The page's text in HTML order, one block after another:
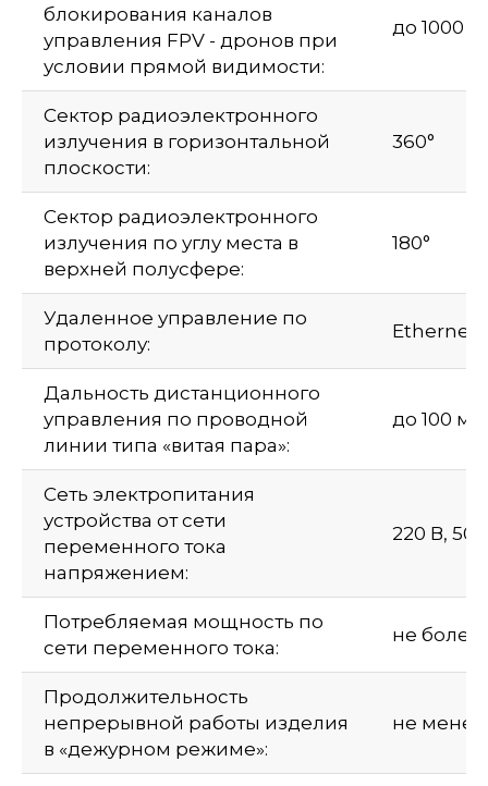
блокирования каналов
управления FPV - дронов при
условии прямой видимости:
до 1000
Сектор радиоэлектронного
излучения в горизонтальной
плоскости:
360°
Сектор радиоэлектронного
излучения по углу места в
верхней полусфере:
180°
Удаленное управление по
протоколу:
Ethernet
Дальность дистанционного
управления по проводной
линии типа «витая пара»:
до 100 м
Сеть электропитания
устройства от сети
переменного тока
напряжением:
220 В, 50
Потребляемая мощность по
сети переменного тока:
не более
Продолжительность
непрерывной работы изделия
в «дежурном режиме»:
не менее